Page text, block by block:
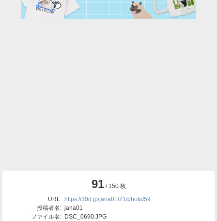
91 / 150 枚
URL: https://30d.jp/jana01/21/photo/59
投稿者名: jana01
ファイル名: DSC_0690.JPG